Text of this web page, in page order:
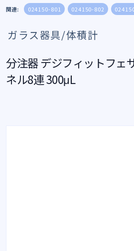
関連: 024150-801 024150-802
ガラス器具/体積計
分注器 デジフィットフェ
ネル8連 300μL